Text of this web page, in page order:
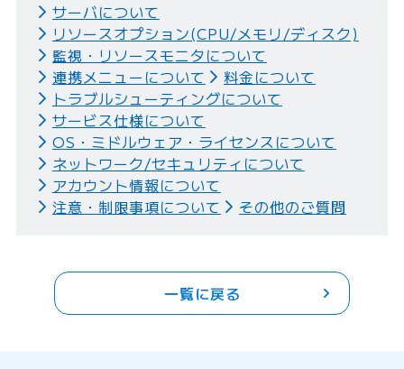
サーバについて
リソースオプション(CPU/メモリ/ディスク)
監視・リソースモニタについて
連携メニューについて
料金について
トラブルシューティングについて
サービス仕様について
OS・ミドルウェア・ライセンスについて
ネットワーク/セキュリティについて
アカウント情報について
注意・制限事項について
その他のご質問
一覧に戻る